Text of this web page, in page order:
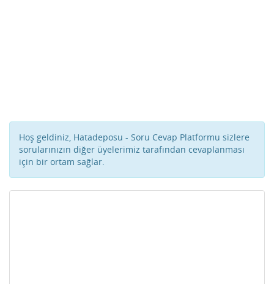
Hoş geldiniz, Hatadeposu - Soru Cevap Platformu sizlere
sorularınızın diğer üyelerimiz tarafından cevaplanması
için bir ortam sağlar.